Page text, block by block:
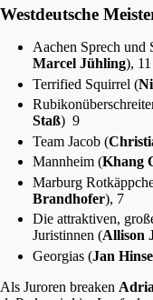
Westdeutsche
Aachen Sprech und
Marcel Jühling), 11
Terrified Squirrel (
Staß) 9
Team Jacob (
Mannheim (Khang
Marburg
Brandhofer), 7
Die attraktiven,
Juristinnen (Allison
Georgias (Jan
Als Juroren breaken